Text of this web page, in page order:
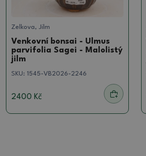
Zelkova, Jilm
Venkovní bonsai - Ulmus
parvifolia Sagei - Malolistý
jilm
SKU: 1545-VB2026-2246
2400 Kč